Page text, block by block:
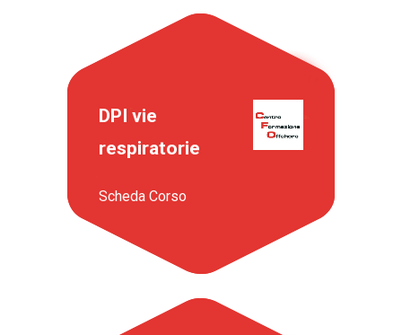
DPI vie
respiratorie
Scheda Corso